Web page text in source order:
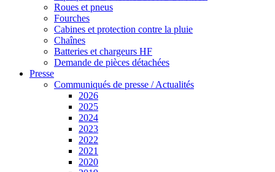
Roues et pneus
Fourches
Cabines et protection contre la pluie
Chaînes
Batteries et chargeurs HF
Demande de pièces détachées
Presse
Communiqués de presse / Actualités
2026
2025
2024
2023
2022
2021
2020